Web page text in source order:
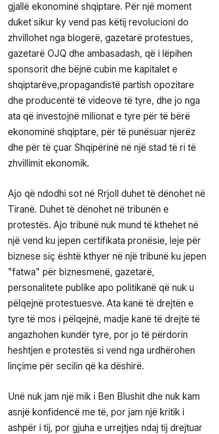
gjallë ekonominë shqiptare. Për një moment
duket sikur ky vend pas këtij revolucioni do
zhvillohet nga blogerë, gazetarë protestues,
gazetarë OJQ dhe ambasadash, që i lëpihen
sponsorit dhe bëjnë cubin me kapitalet e
shqiptarëve,propagandistë partish opozitare
dhe producentë të videove të tyre, dhe jo nga
ata që investojnë milionat e tyre për të bërë
ekonominë shqiptare, për të punësuar njerëz
dhe për të çuar Shqipërinë në një stad të ri të
zhvillimit ekonomik.
Ajo që ndodhi sot në Rrjoll duhet të dënohet në
Tiranë. Duhet të dënohet në tribunën e
protestës. Ajo tribunë nuk mund të kthehet në
një vend ku jepen certifikata pronësie, leje për
biznese siç është kthyer në një tribunë ku jepen
"fatwa" për biznesmenë, gazetarë,
personalitete publike apo politikanë që nuk u
pëlqejnë protestuesve. Ata kanë të drejtën e
tyre të mos i pëlqejnë, madje kanë të drejtë të
angazhohen kundër tyre, por jo të përdorin
heshtjen e protestës si vend nga urdhërohen
linçime për secilin që ka dëshirë.
Unë nuk jam një mik i Ben Blushit dhe nuk kam
asnjë konfidencë me të, por jam një kritik i
ashpër i tij, por gjuha e urrejtjes ndaj tij drejtuar